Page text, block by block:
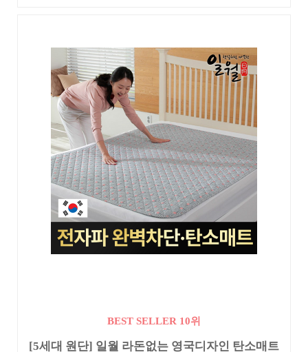
BEST SELLER 10위
[5세대 원단] 일월 라돈없는 영국디자인 탄소매트